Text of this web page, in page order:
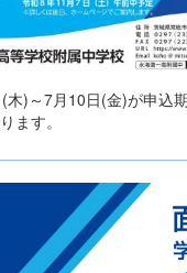
木)～7月10日(金)が申込
ます。